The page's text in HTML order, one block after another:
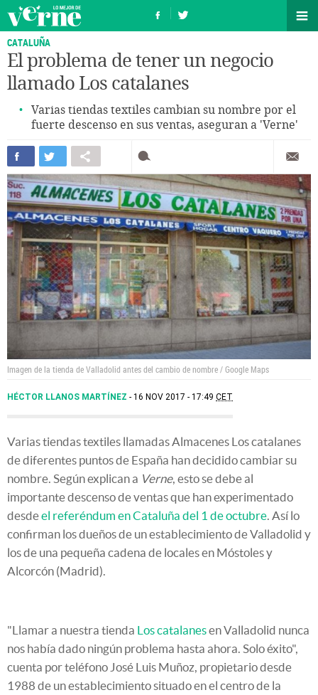
CATALUÑA
El problema de tener un negocio
llamado Los catalanes
Varias tiendas textiles cambian su nombre por el
fuerte descenso en sus ventas, aseguran a 'Verne'
Imagen de la tienda de Valladolid antes del cambio de nombre / Google Maps
HÉCTOR LLANOS MARTÍNEZ 16 NOV 2017 - 17:49 CET
Varias tiendas textiles llamadas Almacenes Los catalanes
de diferentes puntos de España han decidido cambiar su
nombre. Según explican a Verne, esto se debe al
importante descenso de ventas que han experimentado
desdeel referéndum en Cataluña del 1 de octubre. Así lo
confirman los dueños de un establecimiento de Valladolid y
los de una pequeña cadena de locales en Móstoles y
Alcorcón (Madrid).
"Llamar a nuestra tienda Los catalanesen Valladolid nunca
nos había dado ningún problema hasta ahora. Solo éxito",
cuenta por teléfono José Luis Muñoz, propietario desde
1988 de un establecimiento situado en el centro de la